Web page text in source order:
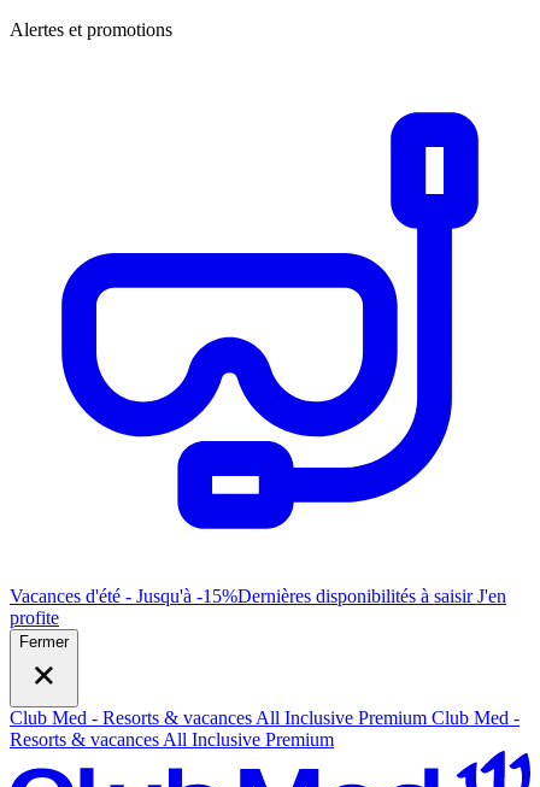
Alertes et promotions
Vacances d'été - Jusqu'à -15%Dernières disponibilités à saisirJ'en
profite
Fermer
Club Med - Resorts & vacances All Inclusive Premium Club Med -
Resorts & vacances All Inclusive Premium